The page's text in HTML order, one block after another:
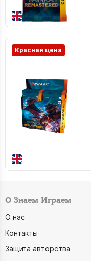
Красная цена
О Знаем Играем
О нас
Контакты
Защита авторства